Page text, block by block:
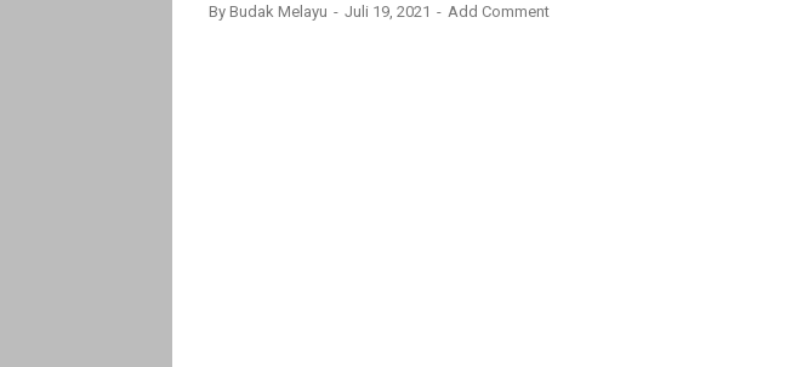
By Budak Melayu Juli 19, 2021 Add Comment